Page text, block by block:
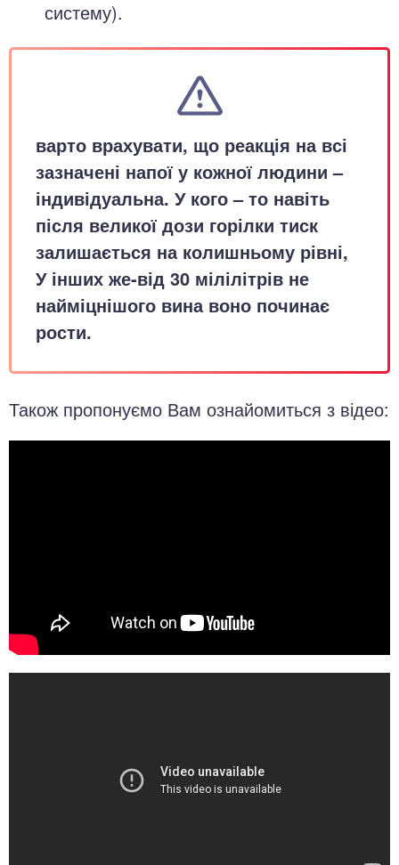
систему).
варто врахувати, що реакція на всі
зазначені напої у кожної людини –
індивідуальна. У кого – то навіть
після великої дози горілки тиск
залишається на колишньому рівні,
У інших же-від 30 мілілітрів не
найміцнішого вина воно починає
рости.
Також пропонуємо Вам ознайомиться з відео: